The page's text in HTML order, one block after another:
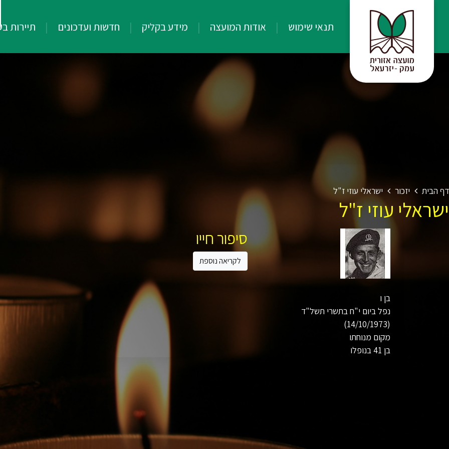
תנאי שימוש אודות המועצה מידע בקליק חדשות ועדכונים תיירות
דף הבית יזכור ישראלי עוזי ז"ל
ישראלי עוזי ז"ל
בן ו
נפל ביום י"ח בתשרי תשל"ד
(14/10/1973)
מקום מנוחתו
בן 41 בנופלו
סיפור חייו
לקריאה נוספת